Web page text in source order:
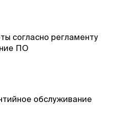
согласно регламенту
ПО
обслуживание